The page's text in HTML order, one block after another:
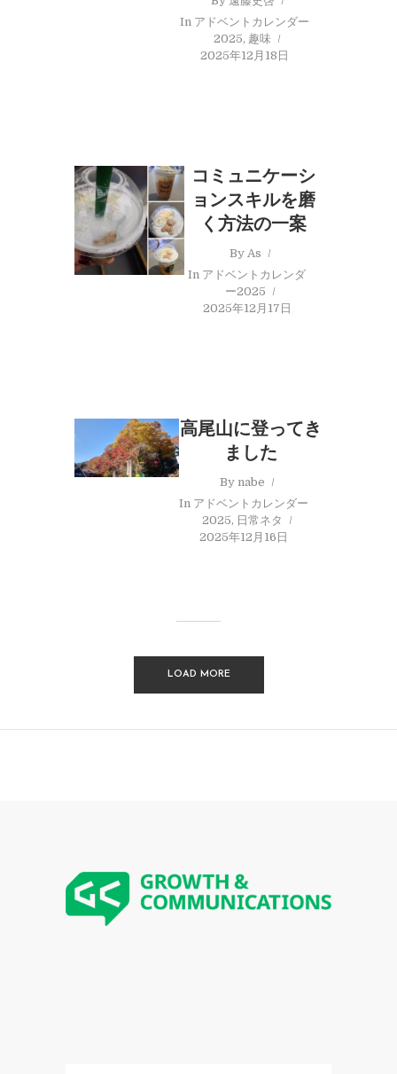
In アドベントカレンダー
2025, 趣味
2025年12月18日
コミュニケーシ
ョンスキルを磨
く方法の一案
By As
In アドベントカレンダ
ー2025
2025年12月17日
高尾山に登ってき
ました
By nabe
In アドベントカレンダー
2025, 日常ネタ
2025年12月16日
LOAD MORE